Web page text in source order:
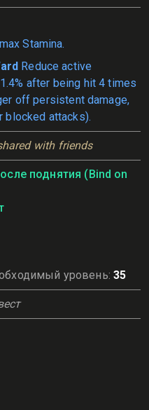
Stamina.
Reduce active
after being hit 4 times
off persistent damage,
blocked attacks).
with friends
поднятия (Bind on
уровень: 35